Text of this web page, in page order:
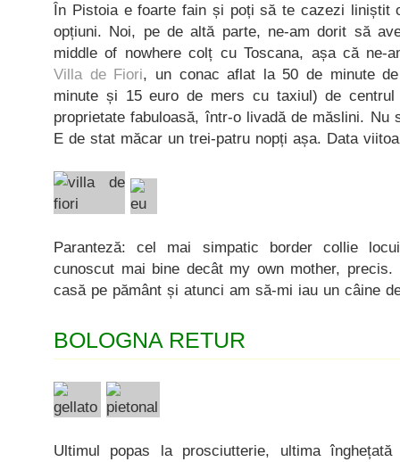
În Pistoia e foarte fain și poți să te cazezi liniștit
opțiuni. Noi, pe de altă parte, ne-am dorit să
middle of nowhere colț cu Toscana, așa că ne-
Villa de Fiori, un conac aflat la 50 de minute
minute și 15 euro de mers cu taxiul) de
proprietate fabuloasă, într-o livadă de măslini. Nu
E de stat măcar un trei-patru nopți așa. Data
Paranteză: cel mai simpatic border collie
cunoscut mai bine decât my own mother,
casă pe pământ și atunci am să-mi iau un câine
BOLOGNA RETUR
Ultimul popas la prosciutterie, ultima